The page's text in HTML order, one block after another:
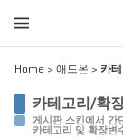
Home > 애드온 > 카
카테고리/확
게시판 스킨에서 간
카테고리 및 확장변